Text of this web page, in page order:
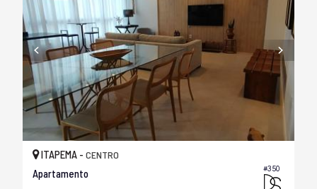
#350
ITAPEMA - CENTRO
Apartamento